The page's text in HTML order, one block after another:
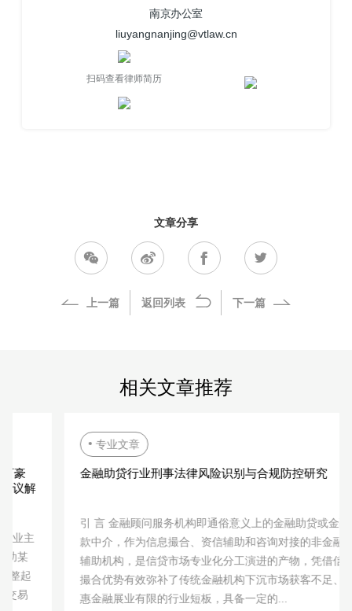
南京办公室
liuyangnanjing@vtlaw.cn
扫码查看律师简历
文章分享
上一篇 返回列表 下一篇
相关文章推荐
专业文章
金融助贷行业刑事法律风险识别与合规防控研究
引 言 金融顾问服务机构即通俗意义上的金融助贷或金融贷
款中介，作为信息撮合、资信辅助和咨询对接的非金融的
辅助机构，是信贷市场专业化分工演进的产物，凭借信息
撮合优势有效弥补了传统金融机构下沉市场获客不足、普
惠金融展业有限的行业短板，具备一定的...